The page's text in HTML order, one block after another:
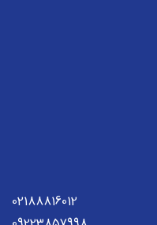
02188816012